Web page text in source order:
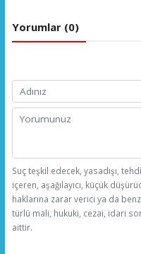
Yorumlar (0)
Suç teşkil edecek, yasadışı,
içeren, aşağılayıcı, küçük
haklarına zarar verici ya da
türlü mali, hukuki, cezai, idari
aittir.